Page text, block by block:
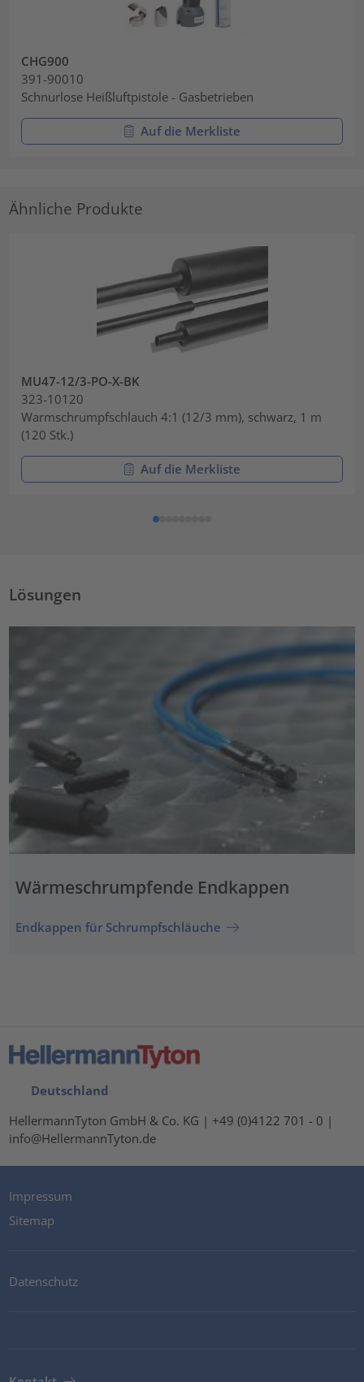
CHG900
391-90010
Schnurlose Heißluftpistole - Gasbetrieben
Auf die Merkliste
Ähnliche Produkte
MU47-12/3-PO-X-BK
323-10120
Warmschrumpfschlauch 4:1 (12/3 mm), schwarz, 1 m
(120 Stk.)
Auf die Merkliste
Lösungen
Wärmeschrumpfende Endkappen
Endkappen für Schrumpfschläuche
Deutschland
HellermannTyton GmbH & Co. KG | +49 (0)4122 701 - 0 |
info@HellermannTyton.de
Impressum
Sitemap
Datenschutz